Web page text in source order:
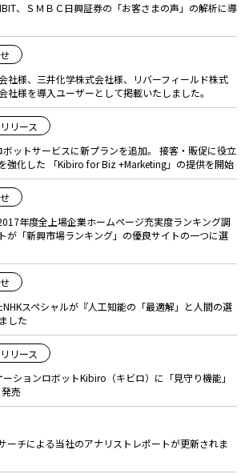
、ＳＭＢＣ日興証券の「お客さまの声」の解析に導
社様、三井化学株式会社様、リバーフィールド株式
社様を導入ユーザーとして掲載いたしました。
リース
ボットサービスに新プランを追加。 接客・販促に役立
強化した 「Kibiro for Biz +Marketing」の提供を開始
年度全上場企業ホームページ充実度ランキング調
が「新興市場ランキング」の優良サイトの一つに選
NHKスペシャルが『人工知能の「最適解」と人間の選
した
リース
ションロボットKibiro（キビロ）に「見守り機能」
売
ーチによる当社のアナリストレポートが更新されま